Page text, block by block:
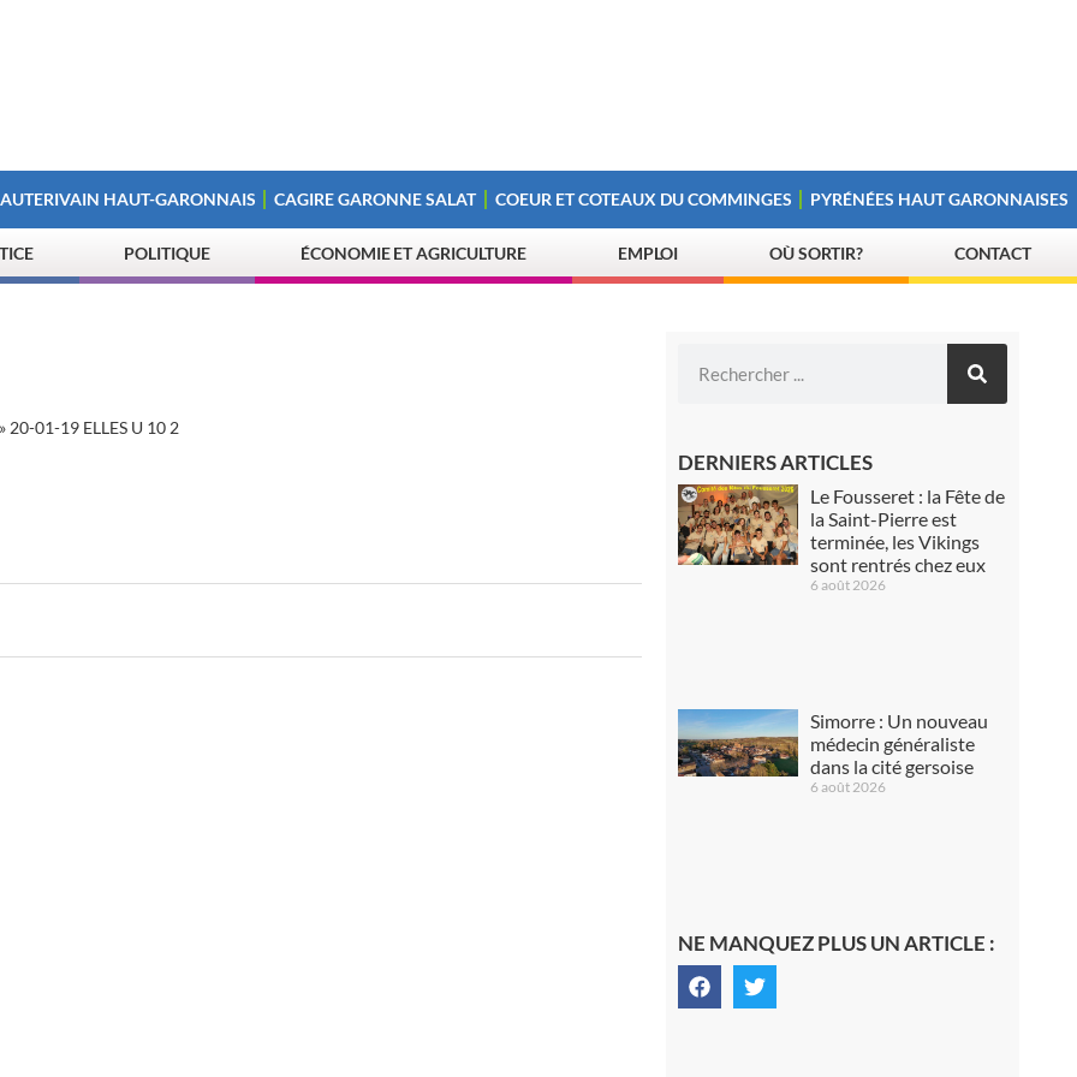
HAUT-GARONNAIS CAGIRE GARONNE SALAT COEUR ET COTEAUX DU COMMINGES PYRÉNÉES HAUT GARONNAISES
POLITIQUE ÉCONOMIE ET AGRICULTURE EMPLOI OÙ SORTIR? CONTACT
20-01-19 ELLES U 10 2
DERNIERS ARTICLES
Le Fousseret : la Fête de
la Saint-Pierre est
terminée, les Vikings
sont rentrés chez eux
6 août 2026
Simorre : Un nouveau
médecin généraliste
dans la cité gersoise
6 août 2026
NE MANQUEZ PLUS UN ARTICLE :